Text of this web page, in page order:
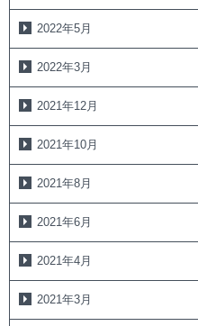
2022年5月
2022年3月
2021年12月
2021年10月
2021年8月
2021年6月
2021年4月
2021年3月